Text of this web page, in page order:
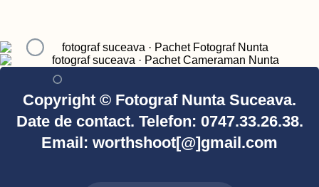
Copyright © Fotograf Nunta Suceava.
Date de contact. Telefon: 0747.33.26.38.
Email: worthshoot[@]gmail.com